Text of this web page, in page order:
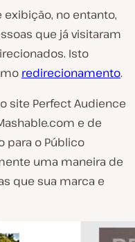
no entanto,
que já visitaram
Isto
redirecionamento.
site Perfect Audience
e de
para o Público
uma maneira de
que sua marca e